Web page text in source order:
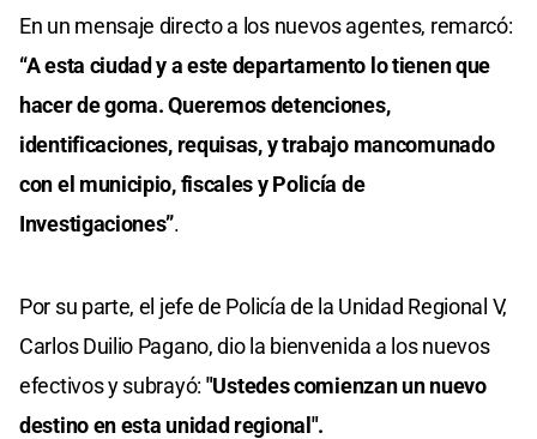
En un mensaje directo a los nuevos agentes, remarcó:
“A esta ciudad y a este departamento lo tienen que
hacer de goma. Queremos detenciones,
identificaciones, requisas, y trabajo mancomunado
con el municipio, fiscales y Policía de
Investigaciones”.
Por su parte, el jefe de Policía de la Unidad Regional V,
Carlos Duilio Pagano, dio la bienvenida a los nuevos
efectivos y subrayó: "Ustedes comienzan un nuevo
destino en esta unidad regional".